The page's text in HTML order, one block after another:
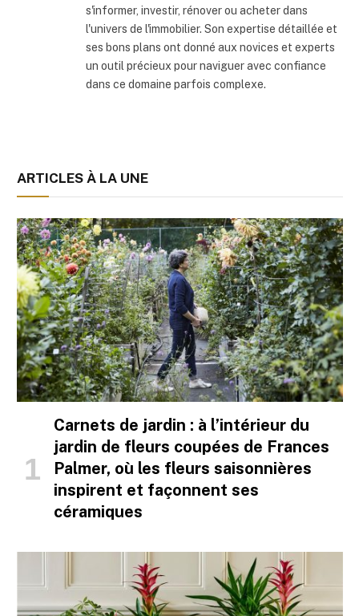
s'informer, investir, rénover ou acheter dans
l'univers de l'immobilier. Son expertise détaillée et
ses bons plans ont donné aux novices et experts
un outil précieux pour naviguer avec confiance
dans ce domaine parfois complexe.
ARTICLES À LA UNE
Carnets de jardin : à l’intérieur du
jardin de fleurs coupées de Frances
Palmer, où les fleurs saisonnières
inspirent et façonnent ses
céramiques